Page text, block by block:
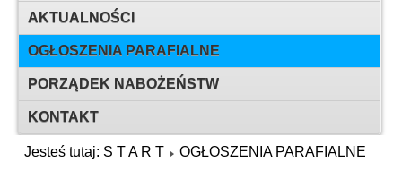
AKTUALNOŚCI
OGŁOSZENIA PARAFIALNE
PORZĄDEK NABOŻEŃSTW
KONTAKT
Jesteś tutaj: S T A R T OGŁOSZENIA PARAFIALNE